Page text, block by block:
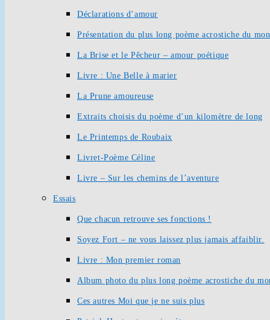
Déclarations d’amour
Présentation du plus long poème acrostiche du
La Brise et le Pêcheur – amour poétique
Livre : Une Belle à marier
La Prune amoureuse
Extraits choisis du poème d’un kilomètre de long
Le Printemps de Roubaix
Livret-Poème Céline
Livre – Sur les chemins de l’aventure
Essais
Que chacun retrouve ses fonctions !
Soyez Fort – ne vous laissez plus jamais affaiblir.
Livre : Mon premier roman
Album photo du plus long poème acrostiche du
Ces autres Moi que je ne suis plus